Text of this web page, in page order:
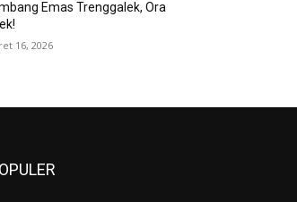
Emas Trenggalek, Ora
16, 2026